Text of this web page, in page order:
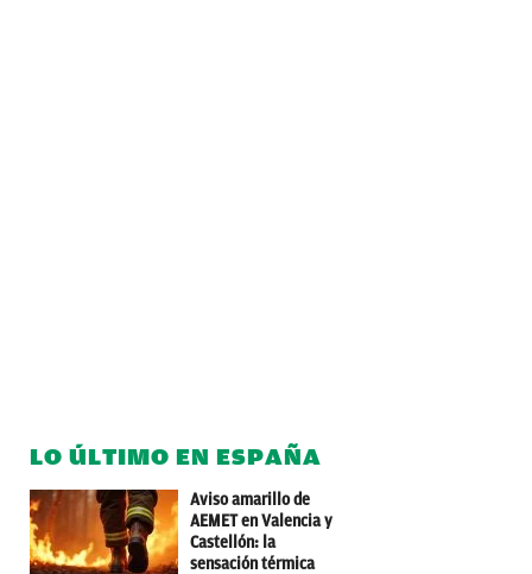
LO ÚLTIMO EN ESPAÑA
Aviso amarillo de
AEMET en Valencia y
Castellón: la
sensación térmica